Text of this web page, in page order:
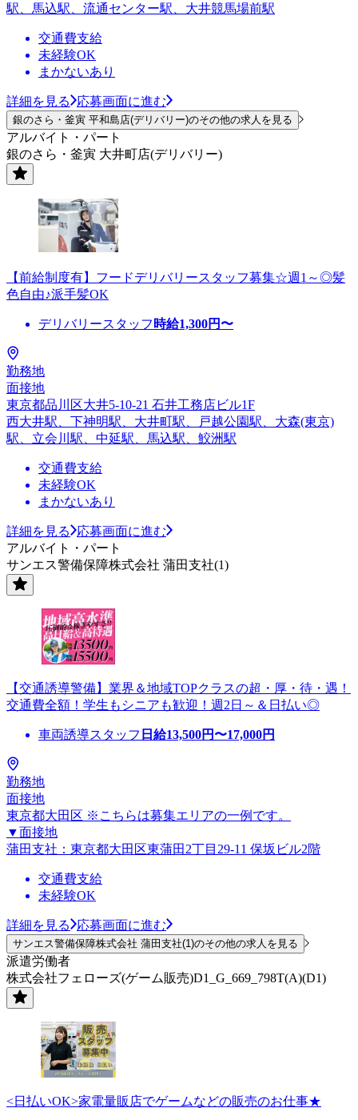
駅、馬込駅、流通センター駅、大井競馬場前駅
交通費支給
未経験OK
まかないあり
詳細を見る 応募画面に進む
銀のさら・釜寅 平和島店(デリバリー)のその他の求人を見る
アルバイト・パート
銀のさら・釜寅 大井町店(デリバリー)
【前給制度有】フードデリバリースタッフ募集☆週1～◎髪
色自由♪派手髪OK
デリバリースタッフ 時給1,300円〜
勤務地
面接地
東京都品川区大井5-10-21 石井工務店ビル1F
西大井駅、下神明駅、大井町駅、戸越公園駅、大森(東京)
駅、立会川駅、中延駅、馬込駅、鮫洲駅
交通費支給
未経験OK
まかないあり
詳細を見る
応募画面に進む
アルバイト・パート
サンエス警備保障株式会社 蒲田支社(1)
【交通誘導警備】業界＆地域TOPクラスの超・厚・待・遇！
交通費全額！学生もシニアも歓迎！週2日～＆日払い◎
車両誘導スタッフ 日給13,500円〜17,000円
勤務地
面接地
東京都大田区 ※こちらは募集エリアの一例です。
▼面接地
蒲田支社：東京都大田区東蒲田2丁目29-11 保坂ビル2階
交通費支給
未経験OK
詳細を見る 応募画面に進む
サンエス警備保障株式会社 蒲田支社(1)のその他の求人を見る
派遣労働者
株式会社フェローズ(ゲーム販売)D1_G_669_798T(A)(D1)
<日払いOK>家電量販店でゲームなどの販売のお仕事★